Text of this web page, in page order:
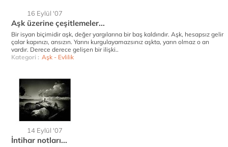
16 Eylül '07
Aşk üzerine çeşitlemeler...
Bir isyan biçimidir aşk, değer yargılarına bir baş kaldırıdır. Aşk, hesapsız gelir
çalar kapınızı, ansızın. Yarını kurgulayamazsınız aşkta, yarın olmaz o an
vardır. Derece derece gelişen bir ilişki..
Kategori : Aşk - Evlilik
14 Eylül '07
İntihar notları...